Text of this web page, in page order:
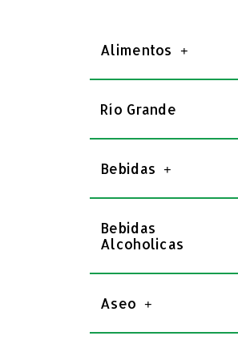
Alimentos
Río Grande
Bebidas
Bebidas
Alcoholicas
Aseo